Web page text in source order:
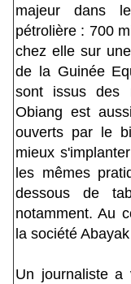
majeur dans
pétrolière : 700
chez elle sur
de la Guinée
sont issus des
Obiang est
ouverts par le
mieux
les mêmes
dessous de
notamment. Au
la société
Un journaliste a